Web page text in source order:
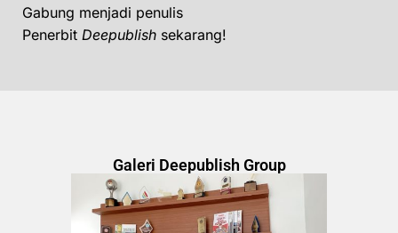
Gabung menjadi penulis
Penerbit Deepublish sekarang!
Galeri Deepublish Group